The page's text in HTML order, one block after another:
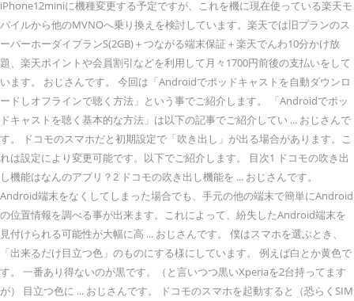
iPhone12miniに機種変更する予定ですが、これを機に現在使っている楽天モ
バイルから他のMVNOへ乗り換えを検討しています。楽天では旧プランのス
ーパーホーダイプランS(2GB)＋つながる端末保証＋楽天でんわ10分かけ放
題、楽天ポイントや会員割引などを利用して月々1700円前後の支払いをして
います。 おじさんです。 今回は「Androidでポッドキャストを自動ダウンロ
ードしオフラインで聴く方法」という事でご紹介します。 「Androidでポッ
ドキャストを聴く基本的な方法」は以下の記事でご紹介してい ... おじさんで
す。 ドコモのスマホだと初期設定で「吹き出し」が出る場合があります。こ
れは設定により変更可能です。以下でご紹介します。 目次1 ドコモの吹き出
し機能はなんのアプリ？2 ドコモの吹き出し機能を ... おじさんです。
Android端末をなくしてしまった場合でも、手元の他の端末で簡単にAndroid
の位置情報を調べる事が出来ます。これによって、紛失したAndroid端末を
見付けられる可能性が大幅に高 ... おじさんです。 僕はスマホを選ぶとき、
「出来るだけ目立つ色」のものにする様にしています。 例えば白とか黄色で
す。 一番あり得ないのが黒です。（と言いつつ黒いXperiaを2台持ってます
が） 目立つ色に ... おじさんです。 ドコモのスマホを起動すると（恐らくSIM